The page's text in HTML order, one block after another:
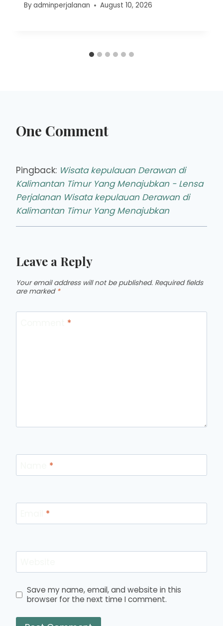
Byadminperjalanan August 10, 2026
One Comment
Pingback: Wisata kepulauan Derawan di
Kalimantan Timur Yang Menajubkan - Lensa
Perjalanan Wisata kepulauan Derawan di
Kalimantan Timur Yang Menajubkan
Leave a Reply
Your email address will not be published. Required fields
are marked *
*
*
*
Save my name, email, and website in this
browser for the next time I comment.